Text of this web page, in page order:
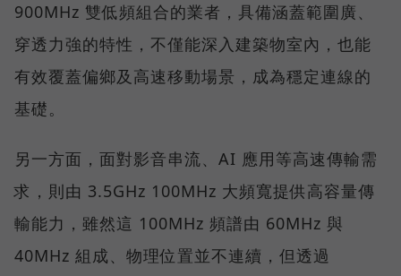
900MHz 雙低頻組合的業者，具備涵蓋範圍廣、
穿透力強的特性，不僅能深入建築物室內，也能
有效覆蓋偏鄉及高速移動場景，成為穩定連線的
基礎。
另一方面，面對影音串流、AI 應用等高速傳輸需
求，則由 3.5GHz 100MHz 大頻寬提供高容量傳
輸能力，雖然這 100MHz 頻譜由 60MHz 與
40MHz 組成、物理位置並不連續，但透過